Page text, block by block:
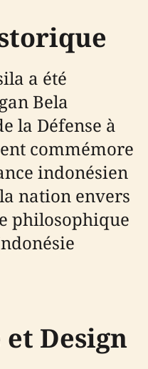
a été
Bela
la Défense à
commémore
indonésien
nation envers
philosophique
Design